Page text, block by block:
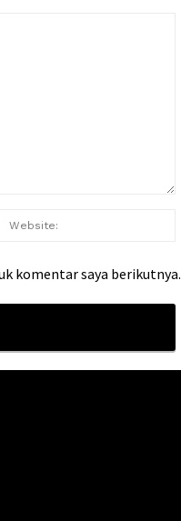
komentar saya berikutnya.